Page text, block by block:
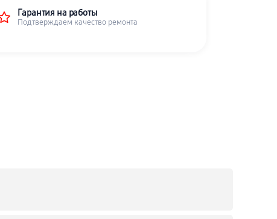
Гарантия на работы
Подтверждаем качество ремонта